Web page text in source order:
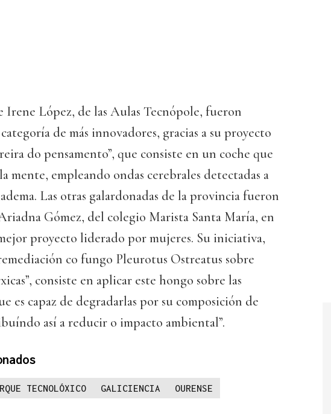
Irene López, de las Aulas Tecnópole, fueron
de más innovadores, gracias a su proyecto
do pensamento”, que consiste en un coche que
mente, empleando ondas cerebrales detectadas a
Las otras galardonadas de la provincia fueron
Gómez, del colegio Marista Santa María, en
proyecto liderado por mujeres. Su iniciativa,
co fungo Pleurotus Ostreatus sobre
consiste en aplicar este hongo sobre las
es capaz de degradarlas por su composición de
así a reducir o impacto ambiental”.
TECNOLÓXICO GALICIENCIA OURENSE